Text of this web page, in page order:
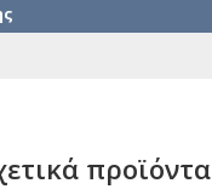
προϊόντα